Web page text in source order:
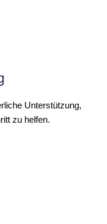
Unterstützung,
zu helfen.